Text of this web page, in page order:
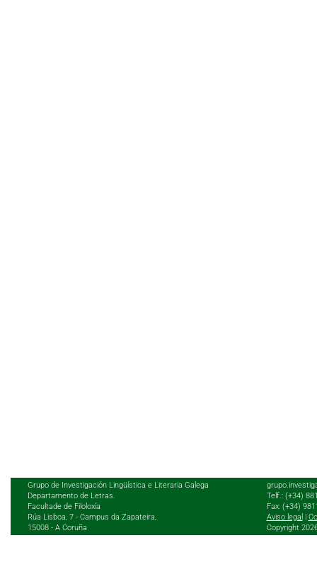
Grupo de Investigación Lingüística e Literaria Galega
Departamento de Letras.
Facultade de Filoloxía
Rúa Lisboa, 7 - Campus da Zapateira,
15008 - A Coruña
Telf.: (+34)
Fax: (+34)
Aviso legal
Copyright